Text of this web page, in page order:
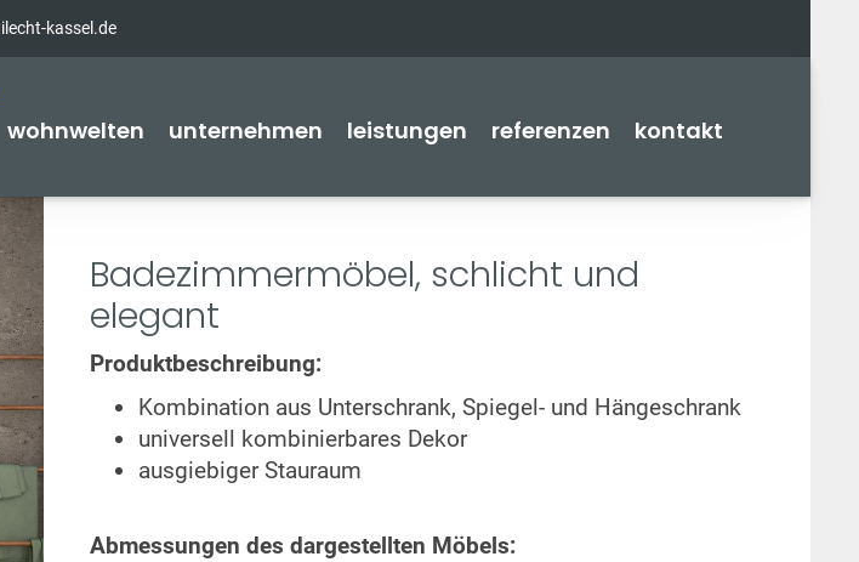
kassel.de
wohnwelten unternehmen leistungen referenzen kontakt
Badezimmermöbel, schlicht und
elegant
Produktbeschreibung:
Kombination aus Unterschrank, Spiegel- und Hängeschrank
universell kombinierbares Dekor
ausgiebiger Stauraum
Abmessungen des dargestellten Möbels: